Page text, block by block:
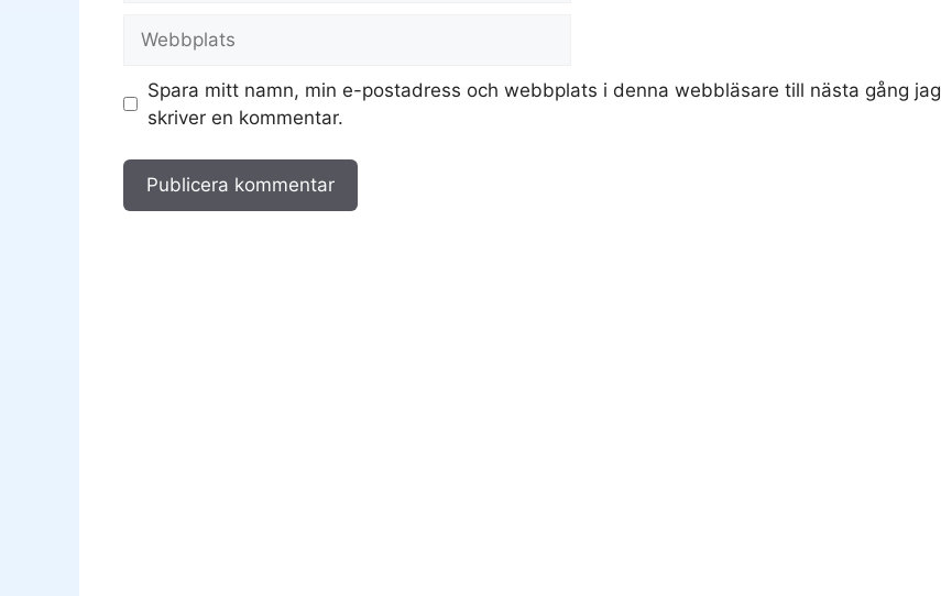
Spara mitt namn, min e-postadress och webbplats i denna webbläsare till nästa gång jag
skriver en kommentar.